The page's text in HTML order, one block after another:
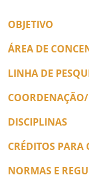
OBJETIVO
ÁREA DE
LINHA DE
DISCIPLINAS
CRÉDITOS PARA
NORMAS E